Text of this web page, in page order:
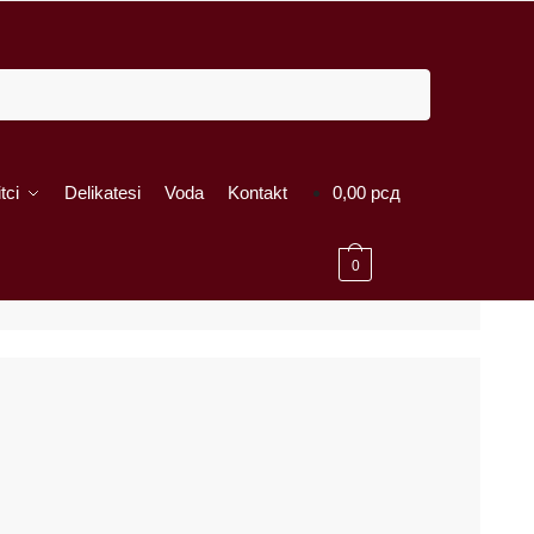
Delikatesi Voda Kontakt 0,00 рсд
0